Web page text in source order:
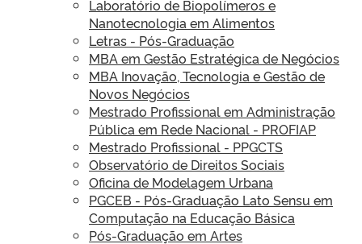
Laboratório de Biopolímeros e
Nanotecnologia em Alimentos
Letras - Pós-Graduação
MBA em Gestão Estratégica de Negócios
MBA Inovação, Tecnologia e Gestão de
Novos Negócios
Mestrado Profissional em Administração
Pública em Rede Nacional - PROFIAP
Mestrado Profissional - PPGCTS
Observatório de Direitos Sociais
Oficina de Modelagem Urbana
PGCEB - Pós-Graduação Lato Sensu em
Computação na Educação Básica
Pós-Graduação em Artes